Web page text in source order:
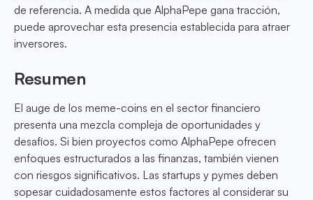
de referencia. A medida que AlphaPepe gana tracción,
puede aprovechar esta presencia establecida para atraer
inversores.
Resumen
El auge de los meme-coins en el sector financiero
presenta una mezcla compleja de oportunidades y
desafíos. Si bien proyectos como AlphaPepe ofrecen
enfoques estructurados a las finanzas, también vienen
con riesgos significativos. Las startups y pymes deben
sopesar cuidadosamente estos factores al considerar su